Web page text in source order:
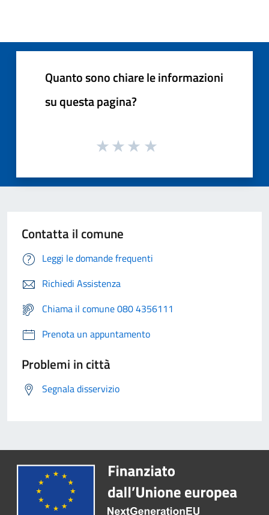
Quanto sono chiare le informazioni
su questa pagina?
Contatta il comune
Leggi le domande frequenti
Richiedi Assistenza
Chiama il comune 080 4356111
Prenota un appuntamento
Problemi in città
Segnala disservizio